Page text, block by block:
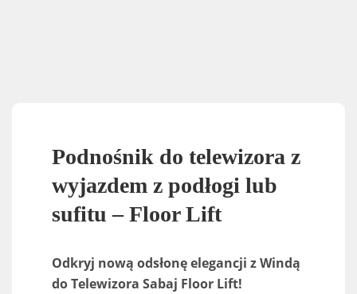
Podnośnik do telewizora z
wyjazdem z podłogi lub
sufitu – Floor Lift
Odkryj nową odsłonę elegancji z Windą
do Telewizora Sabaj Floor Lift!